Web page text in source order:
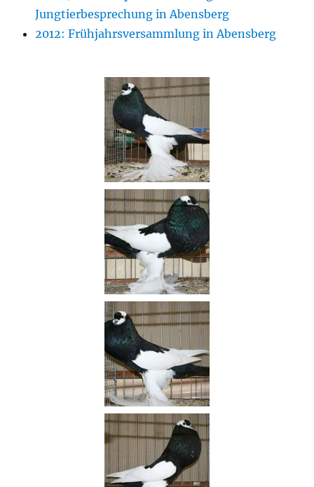
Jungtierbesprechung in Abensberg
2012: Frühjahrsversammlung in Abensberg